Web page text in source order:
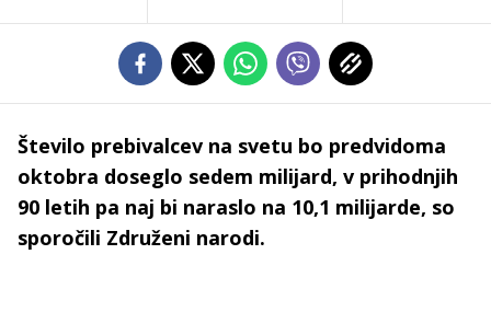
Število prebivalcev na svetu bo predvidoma
oktobra doseglo sedem milijard, v prihodnjih
90 letih pa naj bi naraslo na 10,1 milijarde, so
sporočili Združeni narodi.